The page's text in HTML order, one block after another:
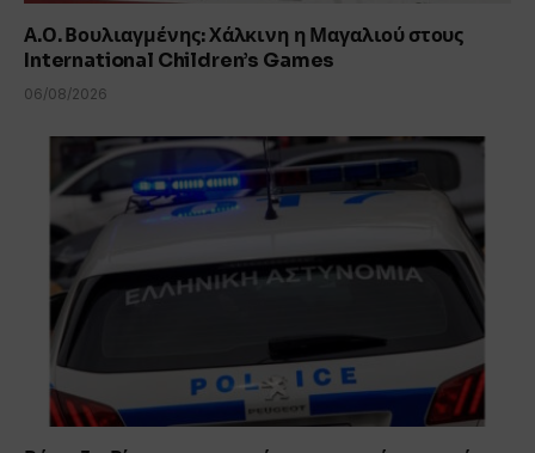
Α.Ο. Βουλιαγμένης: Χάλκινη η Μαγαλιού στους
International Children’s Games
06/08/2026